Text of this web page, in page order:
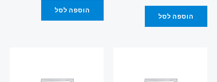
הוספה לסל
הוספה לסל